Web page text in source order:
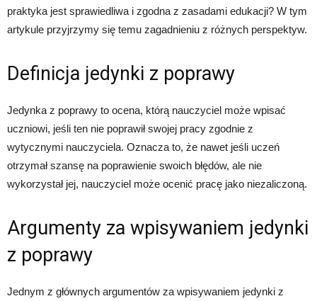
praktyka jest sprawiedliwa i zgodna z zasadami edukacji? W tym
artykule przyjrzymy się temu zagadnieniu z różnych perspektyw.
Definicja jedynki z poprawy
Jedynka z poprawy to ocena, którą nauczyciel może wpisać
uczniowi, jeśli ten nie poprawił swojej pracy zgodnie z
wytycznymi nauczyciela. Oznacza to, że nawet jeśli uczeń
otrzymał szansę na poprawienie swoich błędów, ale nie
wykorzystał jej, nauczyciel może ocenić pracę jako niezaliczoną.
Argumenty za wpisywaniem jedynki
z poprawy
Jednym z głównych argumentów za wpisywaniem jedynki z